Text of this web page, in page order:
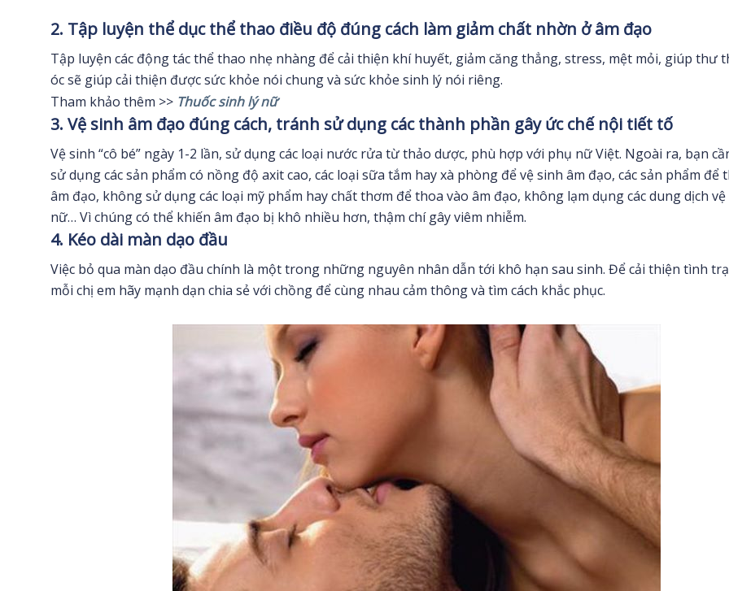
2. Tập luyện thể dục thể thao điều độ đúng cách làm giảm chất nhờn ở âm đạo
Tập luyện các động tác thể thao nhẹ nhàng để cải thiện khí huyết, giảm căng thẳng, stress, mệt mỏi, giúp thư
óc sẽ giúp cải thiện được sức khỏe nói chung và sức khỏe sinh lý nói riêng.
Tham khảo thêm >> Thuốc sinh lý nữ
3. Vệ sinh âm đạo đúng cách, tránh sử dụng các thành phần gây ức chế nội tiết tố
Vệ sinh “cô bé” ngày 1-2 lần, sử dụng các loại nước rửa từ thảo dược, phù hợp với phụ nữ Việt. Ngoài ra, bạn
sử dụng các sản phẩm có nồng độ axit cao, các loại sữa tắm hay xà phòng để vệ sinh âm đạo, các sản phẩm để
âm đạo, không sử dụng các loại mỹ phẩm hay chất thơm để thoa vào âm đạo, không lạm dụng các dung dịch
nữ… Vì chúng có thể khiến âm đạo bị khô nhiều hơn, thậm chí gây viêm nhiễm.
4. Kéo dài màn dạo đầu
Việc bỏ qua màn dạo đầu chính là một trong những nguyên nhân dẫn tới khô hạn sau sinh. Để cải thiện tình
mỗi chị em hãy mạnh dạn chia sẻ với chồng để cùng nhau cảm thông và tìm cách khắc phục.